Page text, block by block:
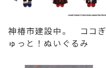
神椿市建設中。 ココぎ
ゅっと！ぬいぐるみ